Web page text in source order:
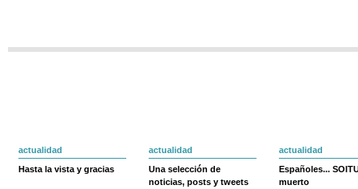
actualidad
Hasta la vista y gracias
actualidad
Una selección de
noticias, posts y tweets
actualidad
Españoles...
muerto